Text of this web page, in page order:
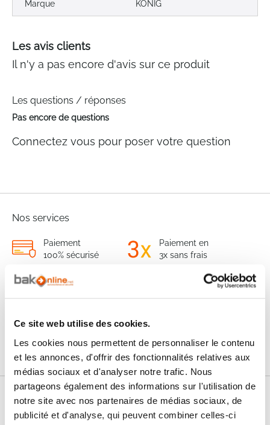
Ce site web utilise des cookies.
Les cookies nous permettent de personnaliser le contenu
et les annonces, d'offrir des fonctionnalités relatives aux
médias sociaux et d'analyser notre trafic. Nous
partageons également des informations sur l'utilisation de
notre site avec nos partenaires de médias sociaux, de
publicité et d'analyse, qui peuvent combiner celles-ci
Marque KÖNIG
Les avis clients
Il n'y a pas encore d'avis sur ce produit
Les questions / réponses
Pas encore de questions
Connectez vous pour poser votre question
Nos services
Paiement
100% sécurisé
Paiement en
3x sans frais
Livraison
Nos conseils